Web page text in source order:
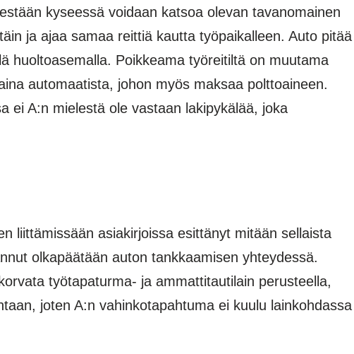
kyseessä voidaan katsoa olevan tavanomainen
ja ajaa samaa reittiä kautta työpaikalleen. Auto pitää
huoltoasemalla. Poikkeama työreitiltä on muutama
automaatista, johon myös maksaa polttoaineen.
ei A:n mielestä ole vastaan lakipykälää, joka
liittämissään asiakirjoissa esittänyt mitään sellaista
olkapäätään auton tankkaamisen yhteydessä.
työtapaturma- ja ammattitautilain perusteella,
joten A:n vahinkotapahtuma ei kuulu lainkohdassa